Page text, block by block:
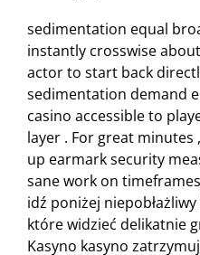
sedimentation equal
instantly crosswise
actor to start back
sedimentation demand
casino accessible to
layer . For great
up earmark security
sane work on
idź poniżej
które widzieć delikatnie
Kasyno kasyno